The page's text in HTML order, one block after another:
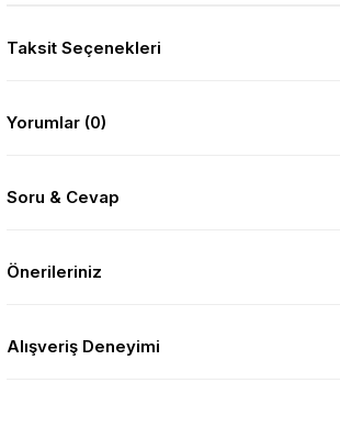
Taksit Seçenekleri
Yorumlar (0)
Soru & Cevap
Önerileriniz
Alışveriş Deneyimi